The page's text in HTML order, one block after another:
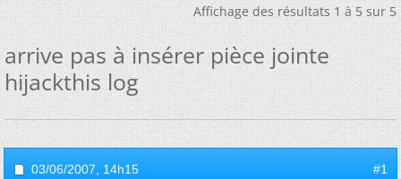
Affichage des résultats 1 à 5 sur 5
arrive pas à insérer pièce jointe
hijackthis log
03/06/2007, 14h15 #1